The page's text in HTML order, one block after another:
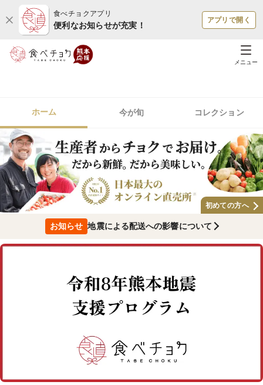
食べチョクアプリ
便利なお知らせが充実！
アプリで開く
メニュー
ホーム 今が旬 コレクション
初めての方へ
お知らせ 地震による配送への影響について